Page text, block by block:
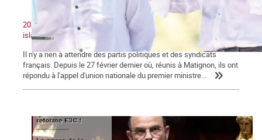
2020 : Unité nationale, patriotisme et lutte contre le séparatisme
islamiste
Il n'y a rien à attendre des partis politiques et des syndicats
français. Depuis le 27 février dernier où, réunis à Matignon, ils ont
répondu à l'appel d'union nationale du premier ministre...